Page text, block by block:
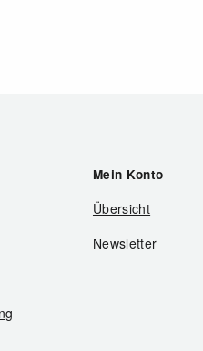
Mein Konto
Übersicht
Newsletter